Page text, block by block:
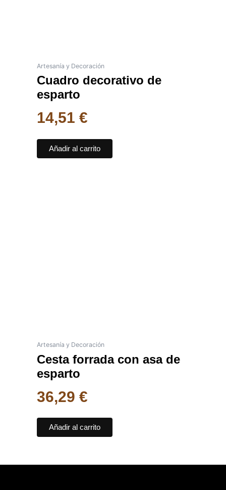
Artesanía y Decoración
Cuadro decorativo de
esparto
14,51 €
Añadir al carrito
Artesanía y Decoración
Cesta forrada con asa de
esparto
36,29 €
Añadir al carrito